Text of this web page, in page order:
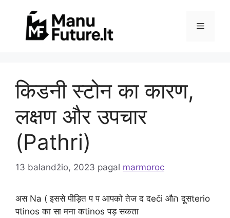
Meniu
किडनी स्टोन का कारण,
लक्षण और उपचार
(Pathri)
13 balandžio, 2023 pagal marmoroc
अस Na ( इससे पीड़ित प प आपको तेज द दeči औה दूसterio
पtinos का सा मना कtinos पड़ सकता